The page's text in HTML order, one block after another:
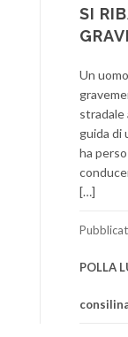
SI
Un
stradale
guida di
ha
[…]
POLLA